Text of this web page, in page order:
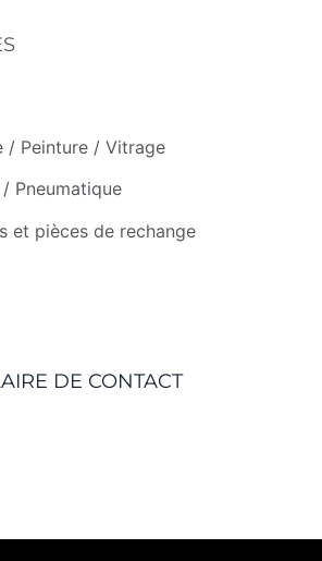
/ Peinture / Vitrage
Pneumatique
et pièces de rechange
DE CONTACT